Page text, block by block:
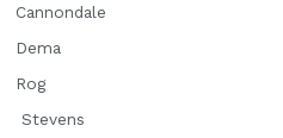
Cannondale
Dema
Rog
Stevens